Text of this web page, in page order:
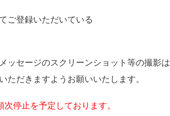
ご登録いただいている
ッセージのスクリーンショット等の撮影は
だきますようお願いいたします。
停止を予定しております。